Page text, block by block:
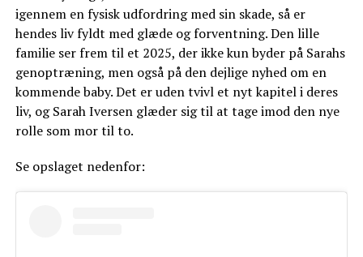
igennem en fysisk udfordring med sin skade, så er
hendes liv fyldt med glæde og forventning. Den lille
familie ser frem til et 2025, der ikke kun byder på Sarahs
genoptræning, men også på den dejlige nyhed om en
kommende baby. Det er uden tvivl et nyt kapitel i deres
liv, og Sarah Iversen glæder sig til at tage imod den nye
rolle som mor til to.
Se opslaget nedenfor: